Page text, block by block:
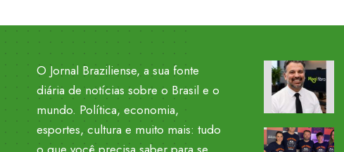
O Jornal Braziliense, a sua fonte
diária de notícias sobre o Brasil e o
mundo. Política, economia,
esportes, cultura e muito mais: tudo